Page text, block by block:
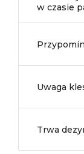
w czasie
Uwaga
Trwa